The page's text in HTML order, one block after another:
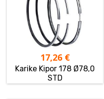
17,26 €
Karike Kipor 178 Ø78,0
STD